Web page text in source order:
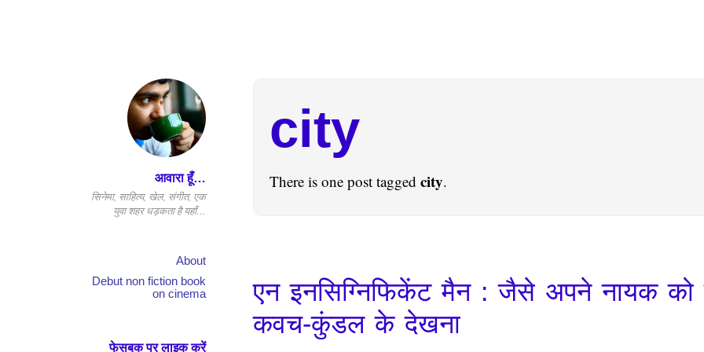
आवारा हूँ…
सिनेमा, साहित्य, खेल, संगीत, एक
युवा शहर धड़कता है यहाँ…
About
Debut non fiction book
on cinema
city
There is one post tagged city.
एन इनसिग्निफिकेंट मैन : जैसे अपने नायक को
कवच-कुंडल के देखना
फेसबुक पर लाइक करें